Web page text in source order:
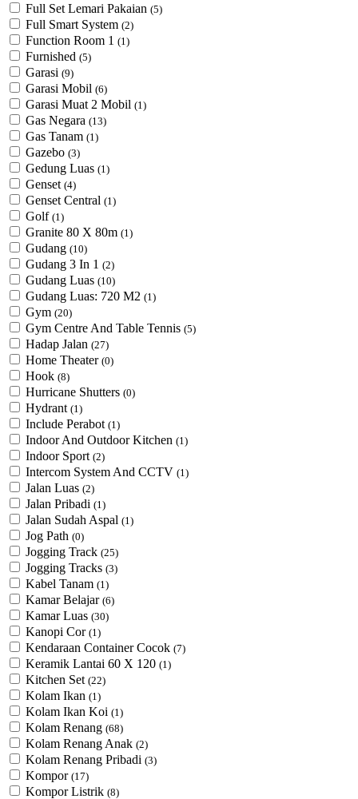
Full Set Lemari Pakaian (5)
Full Smart System (2)
Function Room 1 (1)
Furnished (5)
Garasi (9)
Garasi Mobil (6)
Garasi Muat 2 Mobil (1)
Gas Negara (13)
Gas Tanam (1)
Gazebo (3)
Gedung Luas (1)
Genset (4)
Genset Central (1)
Golf (1)
Granite 80 X 80m (1)
Gudang (10)
Gudang 3 In 1 (2)
Gudang Luas (10)
Gudang Luas: 720 M2 (1)
Gym (20)
Gym Centre And Table Tennis (5)
Hadap Jalan (27)
Home Theater (0)
Hook (8)
Hurricane Shutters (0)
Hydrant (1)
Include Perabot (1)
Indoor And Outdoor Kitchen (1)
Indoor Sport (2)
Intercom System And CCTV (1)
Jalan Luas (2)
Jalan Pribadi (1)
Jalan Sudah Aspal (1)
Jog Path (0)
Jogging Track (25)
Jogging Tracks (3)
Kabel Tanam (1)
Kamar Belajar (6)
Kamar Luas (30)
Kanopi Cor (1)
Kendaraan Container Cocok (7)
Keramik Lantai 60 X 120 (1)
Kitchen Set (22)
Kolam Ikan (1)
Kolam Ikan Koi (1)
Kolam Renang (68)
Kolam Renang Anak (2)
Kolam Renang Pribadi (3)
Kompor (17)
Kompor Listrik (8)